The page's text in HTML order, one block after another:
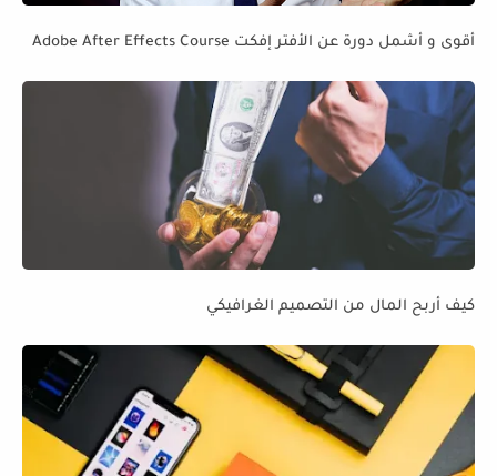
أقوى و أشمل دورة عن الأفتر إفكت Adobe After Effects Course
كيف أربح المال من التصميم الغرافيكي